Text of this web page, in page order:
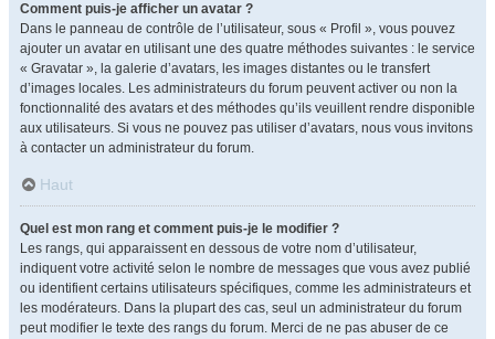
Comment puis-je afficher un avatar ?
Dans le panneau de contrôle de l’utilisateur, sous « Profil », vous pouvez
ajouter un avatar en utilisant une des quatre méthodes suivantes : le service
« Gravatar », la galerie d’avatars, les images distantes ou le transfert
d’images locales. Les administrateurs du forum peuvent activer ou non la
fonctionnalité des avatars et des méthodes qu’ils veuillent rendre disponible
aux utilisateurs. Si vous ne pouvez pas utiliser d’avatars, nous vous invitons
à contacter un administrateur du forum.
Haut
Quel est mon rang et comment puis-je le modifier ?
Les rangs, qui apparaissent en dessous de votre nom d’utilisateur,
indiquent votre activité selon le nombre de messages que vous avez publié
ou identifient certains utilisateurs spécifiques, comme les administrateurs et
les modérateurs. Dans la plupart des cas, seul un administrateur du forum
peut modifier le texte des rangs du forum. Merci de ne pas abuser de ce